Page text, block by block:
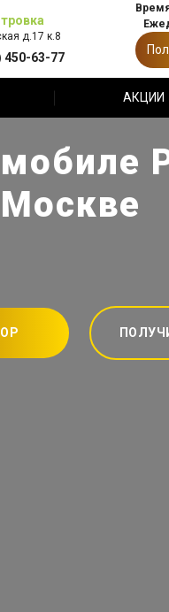
д.17 к.8
450-63-77
АКЦИИ